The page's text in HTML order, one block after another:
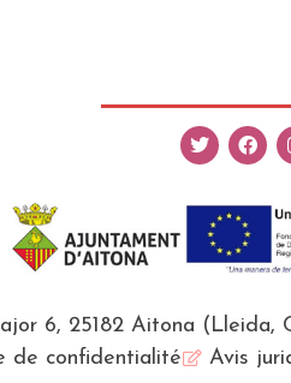
6, 25182 Aitona (Lleida,
de confidentialité
Avis